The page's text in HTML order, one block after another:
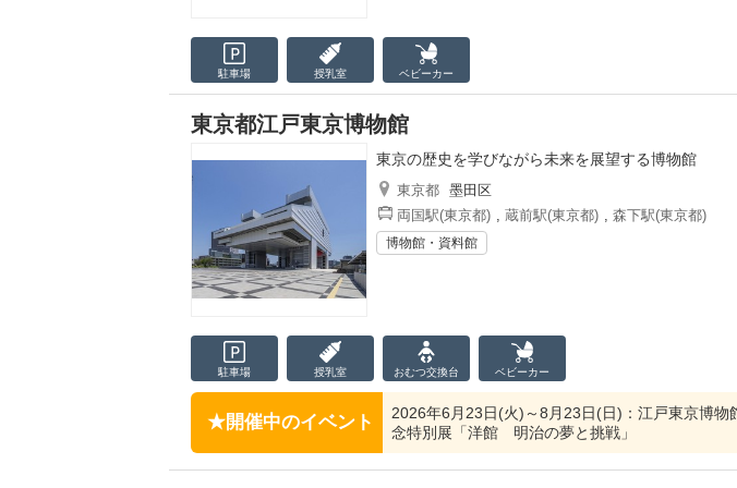
駐車場 授乳室 ベビーカー
東京都江戸東京博物館
東京の歴史を学びながら未来を展望する博物館
東京都 墨田区
両国駅(東京都) , 蔵前駅(東京都) , 森下駅(東京都)
博物館・資料館
駐車場 授乳室 おむつ交換台 ベビーカー
開催中のイベント
2026年6月23日(火)～8月23日(日)：江戸東京博物
念特別展「洋館 明治の夢と挑戦」